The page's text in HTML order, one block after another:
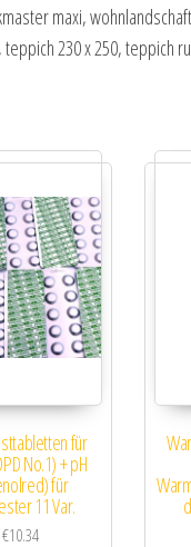
maxi,
230 x 250, teppich
für
No.1) + pH
für
11 Var.
€10.34